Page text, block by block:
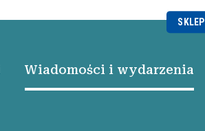
SKLEP
Wiadomości i wydarzenia